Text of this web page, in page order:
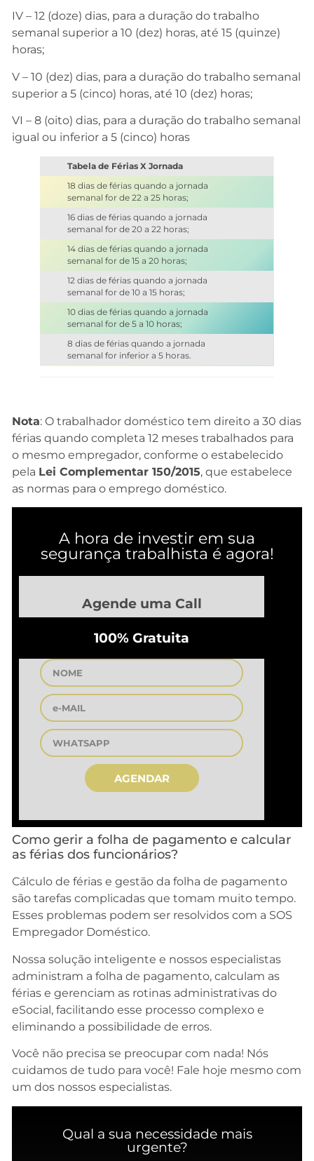
IV – 12 (doze) dias, para a duração do trabalho
semanal superior a 10 (dez) horas, até 15 (quinze)
horas;
V – 10 (dez) dias, para a duração do trabalho semanal
superior a 5 (cinco) horas, até 10 (dez) horas;
VI – 8 (oito) dias, para a duração do trabalho semanal
igual ou inferior a 5 (cinco) horas
Tabela de Férias X Jornada
18 dias de férias quando a jornada
semanal for de 22 a 25 horas;
16 dias de férias quando a jornada
semanal for de 20 a 22 horas;
14 dias de férias quando a jornada
semanal for de 15 a 20 horas;
12 dias de férias quando a jornada
semanal for de 10 a 15 horas;
10 dias de férias quando a jornada
semanal for de 5 a 10 horas;
8 dias de férias quando a jornada
semanal for inferior a 5 horas.
Nota: O trabalhador doméstico tem direito a 30 dias
férias quando completa 12 meses trabalhados para
o mesmo empregador, conforme o estabelecido
pela Lei Complementar 150/2015, que estabelece
as normas para o emprego doméstico.
A hora de investir em sua
segurança trabalhista é agora!
Agende uma Call
100% Gratuita
AGENDAR
Como gerir a folha de pagamento e calcular
as férias dos funcionários?
Cálculo de férias e gestão da folha de pagamento
são tarefas complicadas que tomam muito tempo.
Esses problemas podem ser resolvidos com a SOS
Empregador Doméstico.
Nossa solução inteligente e nossos especialistas
administram a folha de pagamento, calculam as
férias e gerenciam as rotinas administrativas do
eSocial, facilitando esse processo complexo e
eliminando a possibilidade de erros.
Você não precisa se preocupar com nada! Nós
cuidamos de tudo para você! Fale hoje mesmo com
um dos nossos especialistas.
Qual a sua necessidade mais
urgente?